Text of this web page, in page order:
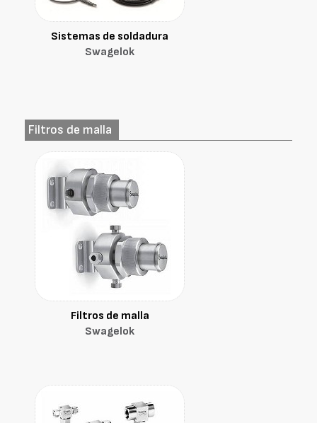
Sistemas de soldadura
Swagelok
Filtros de malla
Filtros de malla
Swagelok